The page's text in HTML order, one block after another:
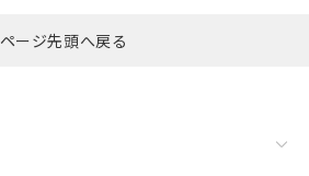
ページ先頭へ戻る